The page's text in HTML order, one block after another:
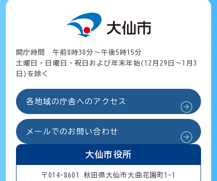
開庁時間 午前8時30分～午後5時15分
土曜日・日曜日・祝日および年末年始(12月29日～1月3
日)を除く
各地域の庁舎へのアクセス
メールでのお問い合わせ
大仙市役所
〒014-8601 秋田県大仙市大曲花園町1-1